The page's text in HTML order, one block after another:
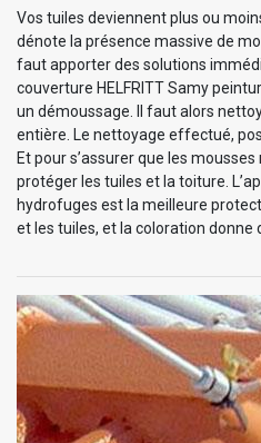
Vos tuiles deviennent plus ou
dénote la présence massive de
faut apporter des solutions
couverture HELFRITT Samy
un démoussage. Il faut alors
entière. Le nettoyage effectué,
Et pour s’assurer que les
protéger les tuiles et la toiture.
hydrofuges est la meilleure
et les tuiles, et la coloration donne